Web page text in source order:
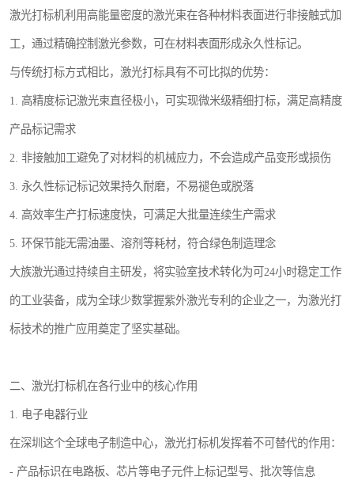
激光打标机利用高能量密度的激光束在各种材料表面进行非接触式加
工，通过精确控制激光参数，可在材料表面形成永久性标记。
与传统打标方式相比，激光打标具有不可比拟的优势：
1. 高精度标记激光束直径极小，可实现微米级精细打标，满足高精度
产品标记需求
2. 非接触加工避免了对材料的机械应力，不会造成产品变形或损伤
3. 永久性标记标记效果持久耐磨，不易褪色或脱落
4. 高效率生产打标速度快，可满足大批量连续生产需求
5. 环保节能无需油墨、溶剂等耗材，符合绿色制造理念
大族激光通过持续自主研发，将实验室技术转化为可24小时稳定工作
的工业装备，成为全球少数掌握紫外激光专利的企业之一，为激光打
标技术的推广应用奠定了坚实基础。
二、激光打标机在各行业中的核心作用
1. 电子电器行业
在深圳这个全球电子制造中心，激光打标机发挥着不可替代的作用：
- 产品标识在电路板、芯片等电子元件上标记型号、批次等信息